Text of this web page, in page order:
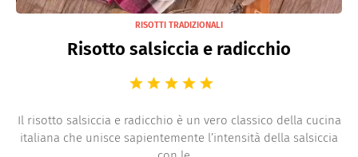
RISOTTI TRADIZIONALI
Risotto salsiccia e radicchio
Il risotto salsiccia e radicchio è un vero classico della cucina
italiana che unisce sapientemente l’intensità della salsiccia